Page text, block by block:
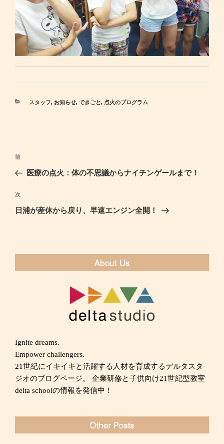
カ
スタッフ, お知らせ, できごと, 点火のプログラム
投
ビ
ゲ
ー
ン
過
去
投
稿
前
医療の点火：体の不思議からナイチンゲールまで！
次
の
次
日浦が産休から戻り、早速エンジン全開！
Ignite dreams.
Empower challengers.
21世紀にイキイキと活躍する人材を育成するデルタスタ
ジオのブログページ。 企業研修と子供向け21世紀型教室
delta schoolの情報を発信中！